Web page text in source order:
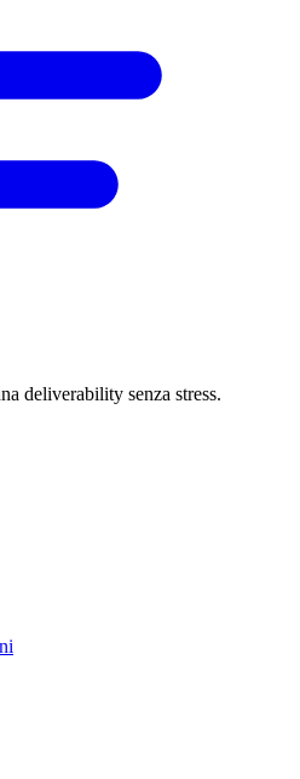
deliverability senza stress.